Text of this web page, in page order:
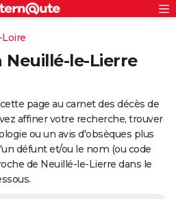
S'inscrire
Neuillé-le-Lierre
page au carnet des décès de
affiner votre recherche, trouver
ou un avis d'obsèques plus
défunt et/ou le nom (ou code
de Neuillé-le-Lierre dans le